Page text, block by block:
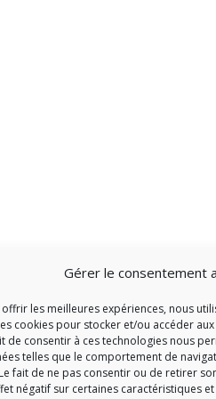
Gérer le consentement
les meilleures expériences, nous
cookies pour stocker et/ou accéder
de consentir à ces technologies nous
telles que le comportement de
fait de ne pas consentir ou de retirer
négatif sur certaines caractéristiques